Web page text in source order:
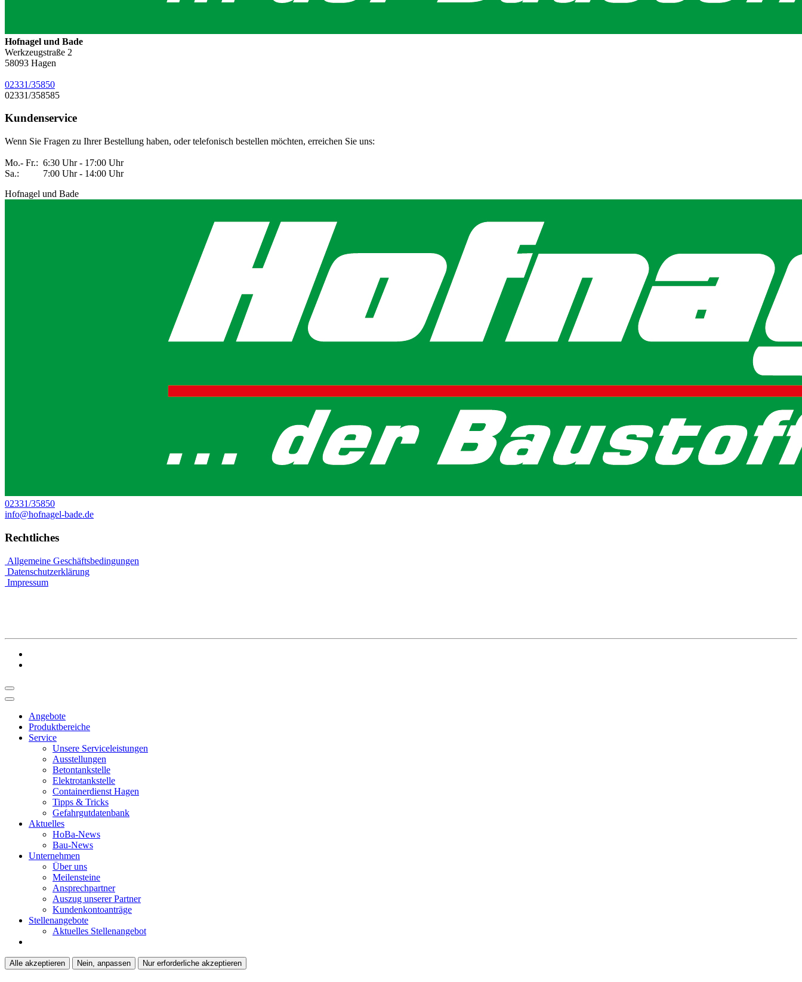
Hofnagel und Bade
Werkzeugstraße 2
58093 Hagen
02331/35850
02331/358585
Kundenservice
Wenn Sie Fragen zu Ihrer Bestellung haben, oder telefonisch bestellen möchten, erreichen Sie uns:
Mo.- Fr.: 6:30 Uhr - 17:00 Uhr
Sa.: 7:00 Uhr - 14:00 Uhr
Hofnagel und Bade
02331/35850
info@hofnagel-bade.de
Rechtliches
Allgemeine Geschäftsbedingungen
Datenschutzerklärung
Impressum
Angebote
Produktbereiche
Service
Unsere Serviceleistungen
Ausstellungen
Betontankstelle
Elektrotankstelle
Containerdienst Hagen
Tipps & Tricks
Gefahrgutdatenbank
Aktuelles
HoBa-News
Bau-News
Unternehmen
Über uns
Meilensteine
Ansprechpartner
Auszug unserer Partner
Kundenkontoanträge
Stellenangebote
Aktuelles Stellenangebot
Alle akzeptieren Nein, anpassen Nur erforderliche akzeptieren